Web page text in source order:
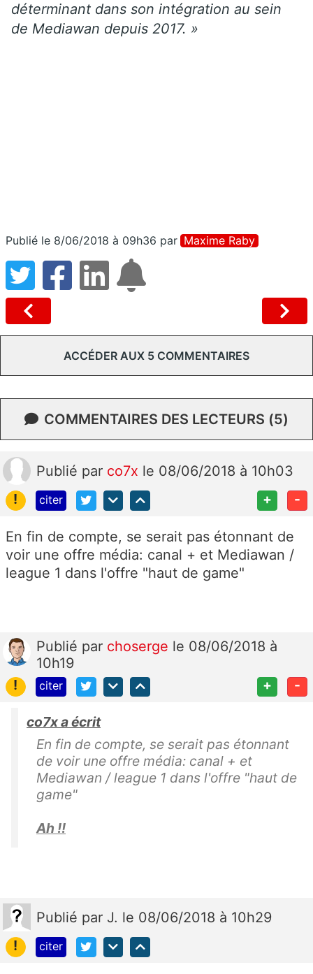
déterminant dans son intégration au sein
de Mediawan depuis 2017. »
Publié le 8/06/2018 à 09h36 par Maxime Raby
ACCÉDER AUX 5 COMMENTAIRES
COMMENTAIRES DES LECTEURS (5)
Publié par co7x le 08/06/2018 à 10h03
!
citer + -
En fin de compte, se serait pas étonnant de
voir une offre média: canal + et Mediawan /
league 1 dans l'offre "haut de game"
Publié par choserge le 08/06/2018 à
10h19
!
citer + -
co7x a écrit
En fin de compte, se serait pas étonnant
de voir une offre média: canal + et
Mediawan / league 1 dans l'offre "haut de
game"
Ah !!
Publié par J. le 08/06/2018 à 10h29
!
citer